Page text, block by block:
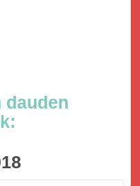
dauden